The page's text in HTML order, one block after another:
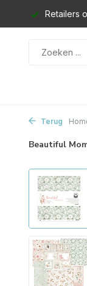
Retailers
Terug
Beautiful